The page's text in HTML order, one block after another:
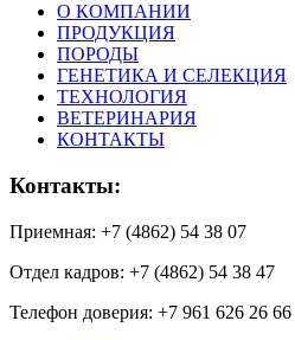
О КОМПАНИИ
ПРОДУКЦИЯ
ПОРОДЫ
ГЕНЕТИКА И СЕЛЕКЦИЯ
ТЕХНОЛОГИЯ
ВЕТЕРИНАРИЯ
КОНТАКТЫ
Контакты:
Приемная: +7 (4862) 54 38 07
Отдел кадров: +7 (4862) 54 38 47
Телефон доверия: +7 961 626 26 66